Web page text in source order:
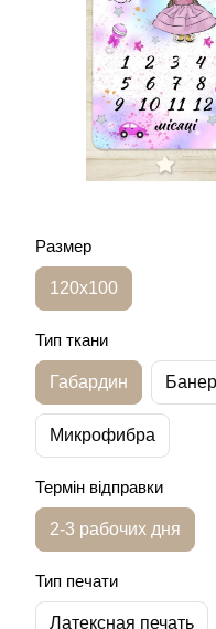
Размер
120х100
Тип ткани
Габардин
Микрофибра
Термін відправки
2-3 рабочих дня
Тип печати
Латексная печать